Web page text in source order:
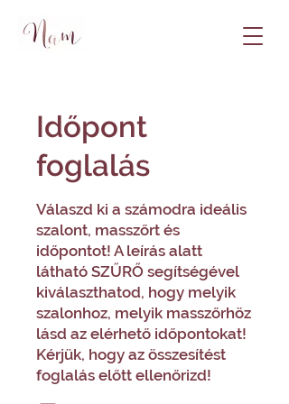
Időpont
foglalás
Válaszd ki a számodra ideális
szalont, masszőrt és
időpontot! A leírás alatt
látható SZŰRŐ segítségével
kiválaszthatod, hogy melyik
szalonhoz, melyik masszőrhöz
lásd az elérhető időpontokat!
Kérjük, hogy az összesítést
foglalás előtt ellenőrizd!